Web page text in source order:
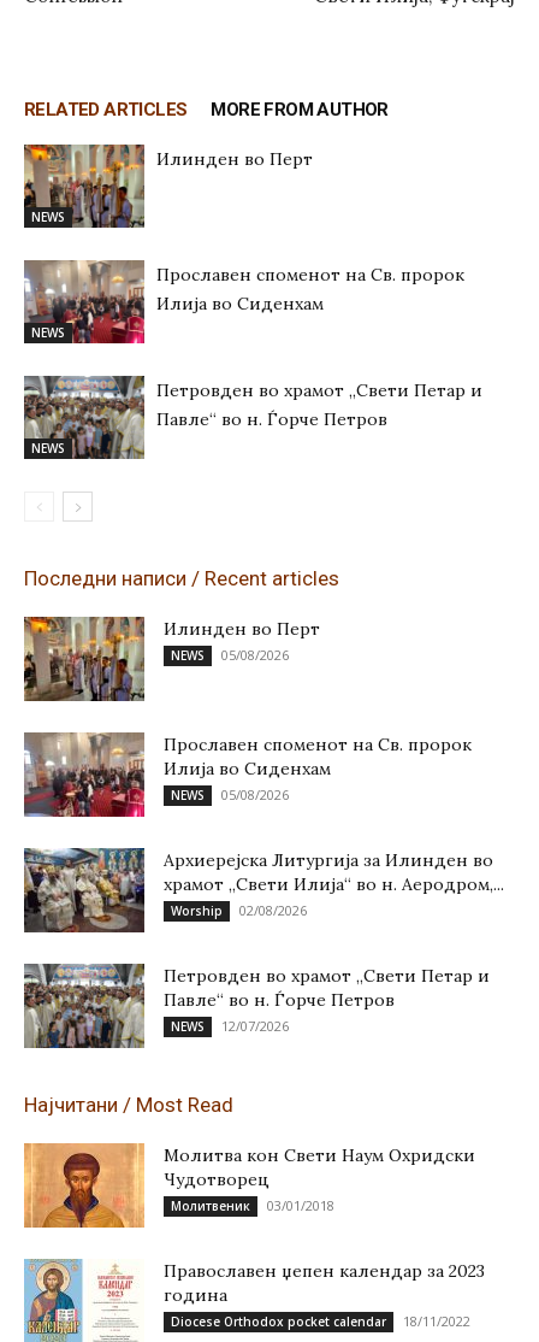
RELATED ARTICLES MORE FROM AUTHOR
NEWS
Илинден во Перт
NEWS
Прославен споменот на Св. пророк
Илија во Сиденхам
NEWS
Петровден во храмот „Свети Петар и
Павле“ во н. Ѓорче Петров
Последни написи / Recent articles
Илинден во Перт
NEWS 05/08/2026
Прославен споменот на Св. пророк
Илија во Сиденхам
NEWS 05/08/2026
Архиерејска Литургија за Илинден во
храмот „Свети Илија“ во н. Аеродром,...
Worship 02/08/2026
Петровден во храмот „Свети Петар и
Павле“ во н. Ѓорче Петров
NEWS 12/07/2026
Најчитани / Most Read
Молитва кон Свети Наум Охридски
Чудотворец
Молитвеник 03/01/2018
Православен џепен календар за 2023
година
Diocese Orthodox pocket calendar 18/11/2022